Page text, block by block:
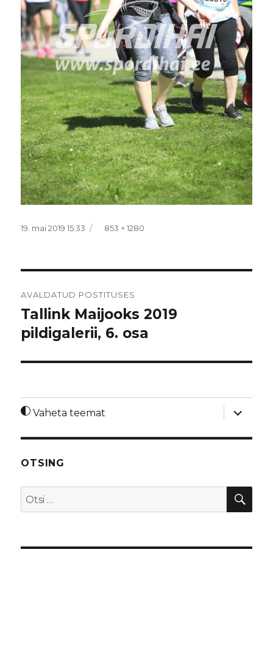
Postitatud
19. mai 2019 15:33 Täissuurus
853 × 1280
AVALDATUD POSTITUSES
Tallink Maijooks 2019
pildigalerii, 6. osa
Vaheta teemat
laienda
OTSING
Otsi: